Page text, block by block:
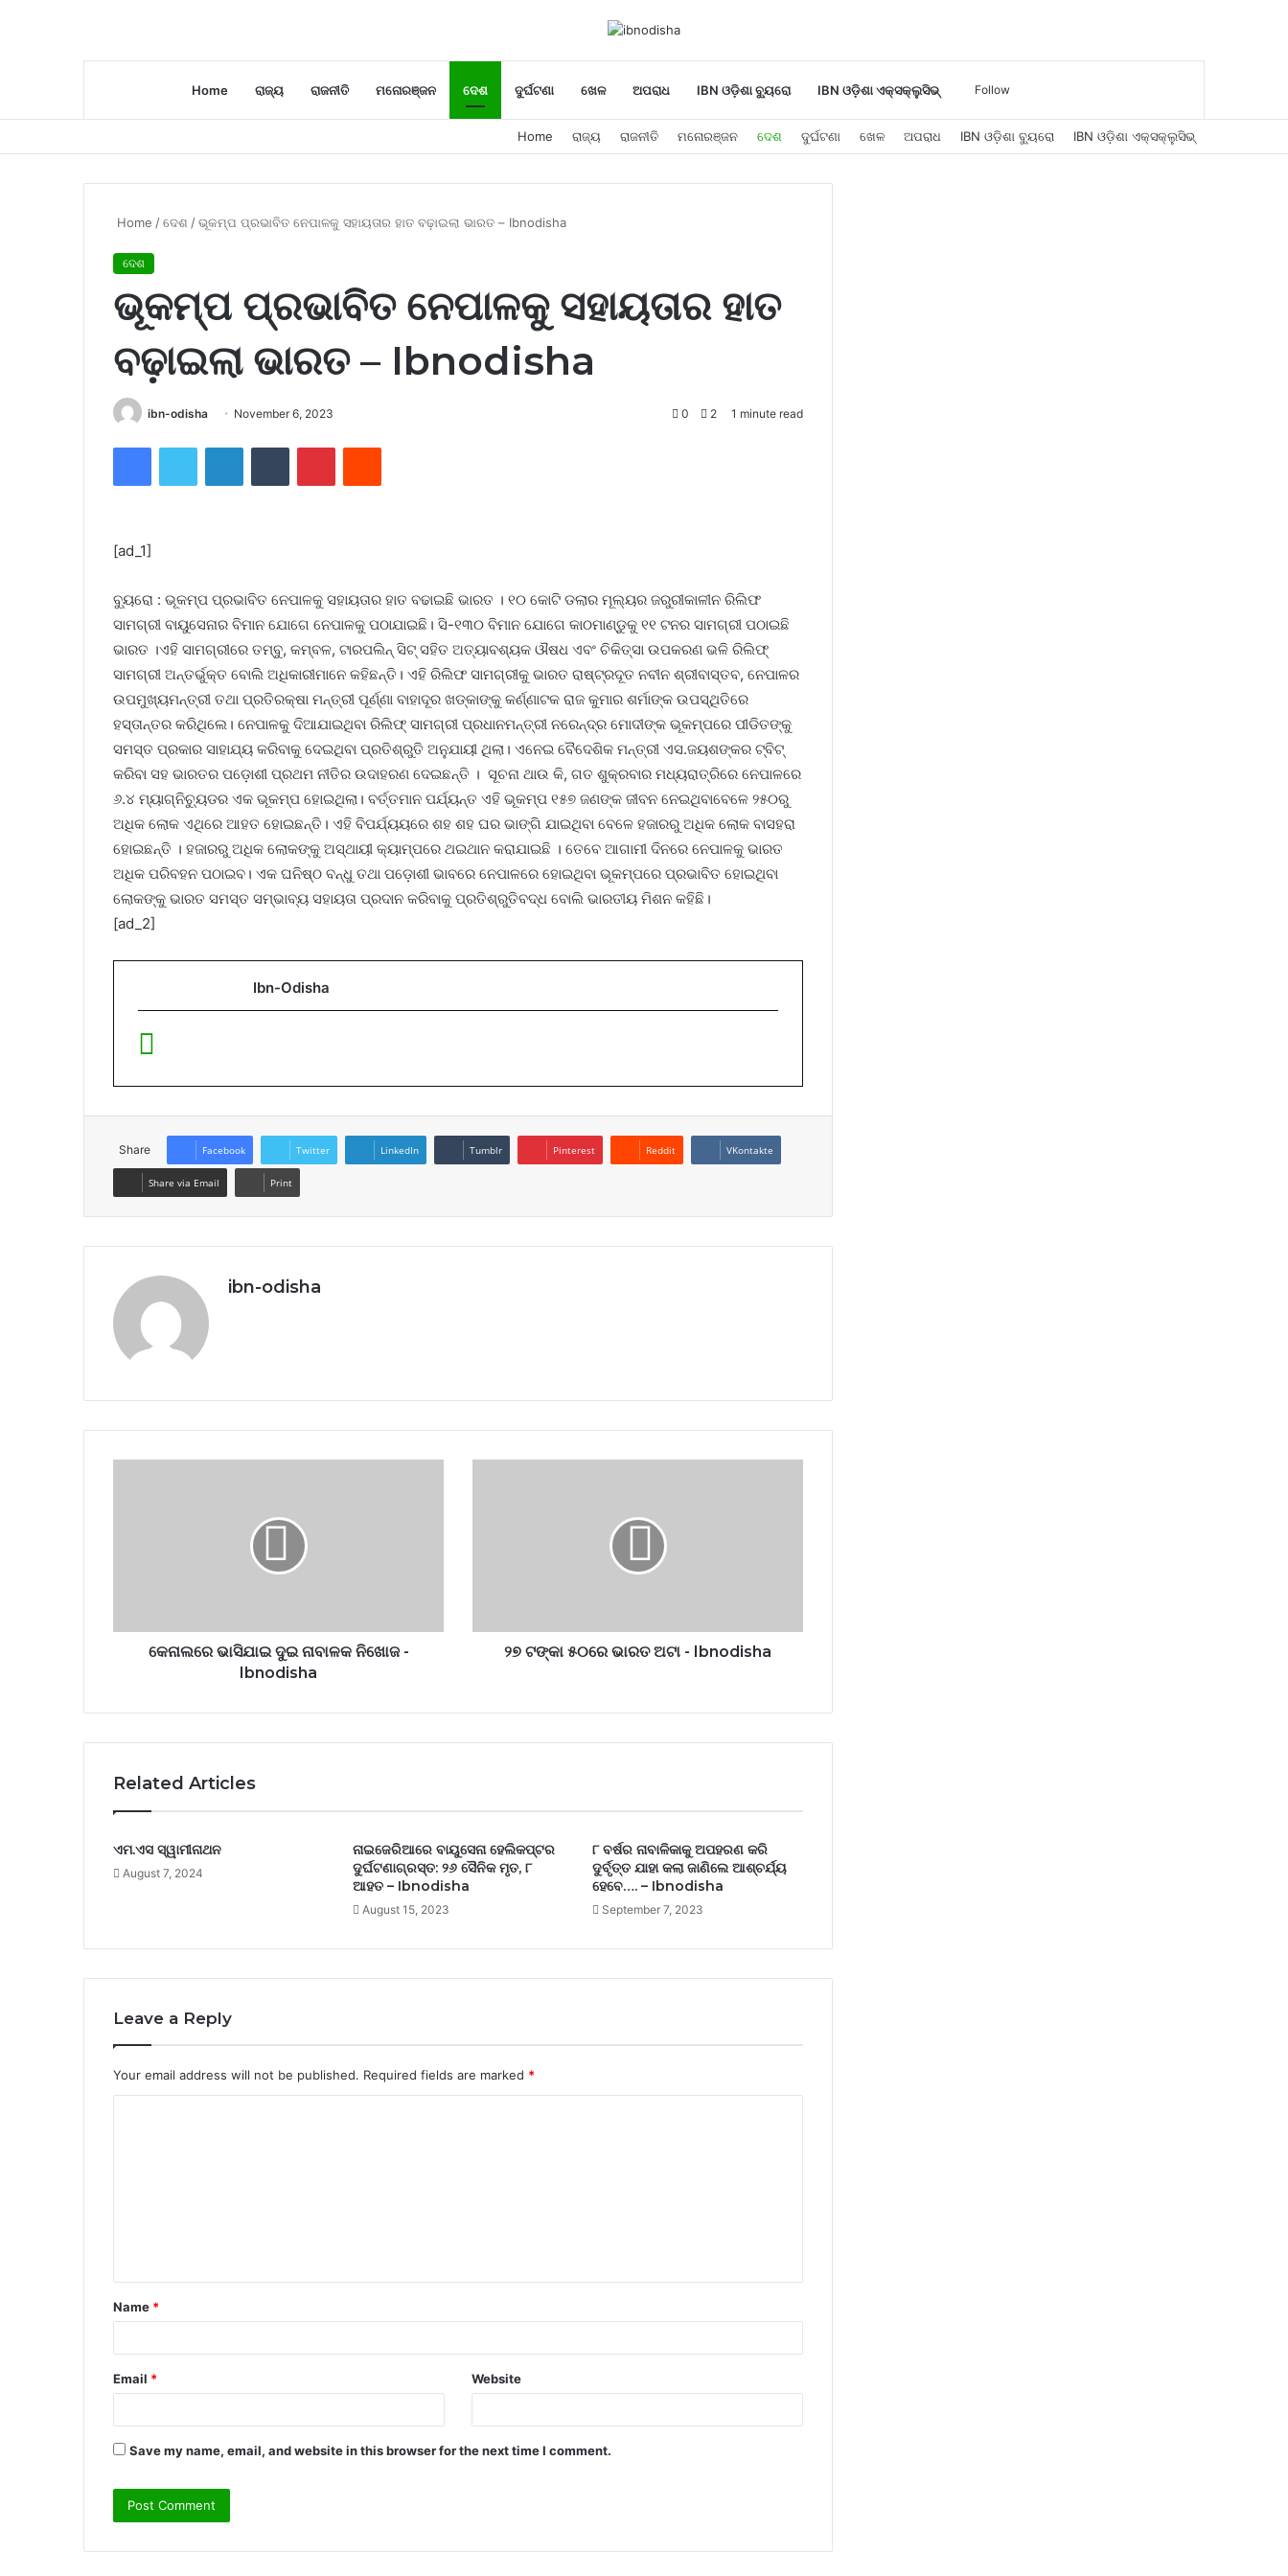
Home ରାଜ୍ୟ ରାଜନୀତି ମନୋରଞ୍ଜନ ଦେଶ ଦୁର୍ଘଟଣା ଖେଳ ଅପରାଧ IBN ଓଡ଼ିଶା ବ୍ୟୁରୋ IBN ଓଡ଼ିଶା ଏକ୍ସକ୍ଲୁସିଭ୍
for
In
Follow
Home ରାଜ୍ୟ ରାଜନୀତି ମନୋରଞ୍ଜନ ଦେଶ ଦୁର୍ଘଟଣା ଖେଳ ଅପରାଧ IBN ଓଡ଼ିଶା ବ୍ୟୁରୋ IBN ଓଡ଼ିଶା ଏକ୍ସକ୍ଲୁସିଭ୍
Home /ଦେଶ /ଭୂକମ୍ପ ପ୍ରଭାବିତ ନେପାଳକୁ ସହାୟତାର ହାତ ବଢ଼ାଇଲା ଭାରତ – Ibnodisha
ଦେଶ
ଭୂକମ୍ପ ପ୍ରଭାବିତ ନେପାଳକୁ ସହାୟତାର ହାତ
ବଢ଼ାଇଲା ଭାରତ – Ibnodisha
ibn-odisha November 6, 2023 0 2 1 minute read
FacebookTwitter LinkedInTumblr PinterestReddit
[ad_1]
ବ୍ୟୁରୋ : ଭୂକମ୍ପ ପ୍ରଭାବିତ ନେପାଳକୁ ସହାୟତାର ହାତ ବଢାଇଛି ଭାରତ । ୧୦ କୋଟି ଡଲାର ମୂଲ୍ୟର ଜରୁରୀକାଳୀନ ରିଲିଫ
ସାମଗ୍ରୀ ବାୟୁସେନାର ବିମାନ ଯୋଗେ ନେପାଳକୁ ପଠାଯାଇଛି। ସି-୧୩୦ ବିମାନ ଯୋଗେ କାଠମାଣ୍ଡୁକୁ ୧୧ ଟନର ସାମଗ୍ରୀ ପଠାଇଛି
ଭାରତ ।ଏହି ସାମଗ୍ରୀରେ ତମ୍ବୁ, କମ୍ବଳ, ଟାରପଲିନ୍ ସିଟ୍ ସହିତ ଅତ୍ୟାବଶ୍ୟକ ଔଷଧ ଏବଂ ଚିକିତ୍ସା ଉପକରଣ ଭଳି ରିଲିଫ୍
ସାମଗ୍ରୀ ଅନ୍ତର୍ଭୁକ୍ତ ବୋଲି ଅଧିକାରୀମାନେ କହିଛନ୍ତି। ଏହି ରିଲିଫ ସାମଗ୍ରୀକୁ ଭାରତ ରାଷ୍ଟ୍ରଦୂତ ନବୀନ ଶ୍ରୀବାସ୍ତବ, ନେପାଳର
ଉପମୁଖ୍ୟମନ୍ତ୍ରୀ ତଥା ପ୍ରତିରକ୍ଷା ମନ୍ତ୍ରୀ ପୂର୍ଣ୍ଣା ବାହାଦୂର ଖଡ୍କାଙ୍କୁ କର୍ଣ୍ଣାଟକ ରାଜ କୁମାର ଶର୍ମାଙ୍କ ଉପସ୍ଥିତିରେ
ହସ୍ତାନ୍ତର କରିଥିଲେ। ନେପାଳକୁ ଦିଆଯାଇଥିବା ରିଲିଫ୍ ସାମଗ୍ରୀ ପ୍ରଧାନମନ୍ତ୍ରୀ ନରେନ୍ଦ୍ର ମୋଦୀଙ୍କ ଭୂକମ୍ପରେ ପୀଡିତଙ୍କୁ
ସମସ୍ତ ପ୍ରକାର ସାହାଯ୍ୟ କରିବାକୁ ଦେଇଥିବା ପ୍ରତିଶ୍ରୁତି ଅନୁଯାୟୀ ଥିଲା। ଏନେଇ ବୈଦେଶିକ ମନ୍ତ୍ରୀ ଏସ.ଜୟଶଙ୍କର ଟ୍ବିଟ୍‌
କରିବା ସହ ଭାରତର ପଡ଼ୋଶୀ ପ୍ରଥମ ନୀତିର ଉଦାହରଣ ଦେଇଛନ୍ତି । ସୂଚନା ଥାଉ କି, ଗତ ଶୁକ୍ରବାର ମଧ୍ୟରାତ୍ରିରେ ନେପାଳରେ
୬.୪ ମ୍ୟାଗ୍ନିଚ୍ୟୁଡର ଏକ ଭୂକମ୍ପ ହୋଇଥିଲା। ବର୍ତ୍ତମାନ ପର୍ଯ୍ୟନ୍ତ ଏହି ଭୂକମ୍ପ ୧୫୭ ଜଣଙ୍କ ଜୀବନ ନେଇଥିବାବେଳେ ୨୫୦ରୁ
ଅଧିକ ଲୋକ ଏଥିରେ ଆହତ ହୋଇଛନ୍ତି। ଏହି ବିପର୍ଯ୍ୟୟରେ ଶହ ଶହ ଘର ଭାଙ୍ଗି ଯାଇଥିବା ବେଳେ ହଜାରରୁ ଅଧିକ ଲୋକ ବାସହରା
ହୋଇଛନ୍ତି । ହଜାରରୁ ଅଧିକ ଲୋକଙ୍କୁ ଅସ୍ଥାୟୀ କ୍ୟାମ୍ପରେ ଥଇଥାନ କରାଯାଇଛି । ତେବେ ଆଗାମୀ ଦିନରେ ନେପାଳକୁ ଭାରତ
ଅଧିକ ପରିବହନ ପଠାଇବ। ଏକ ଘନିଷ୍ଠ ବନ୍ଧୁ ତଥା ପଡ଼ୋଶୀ ଭାବରେ ନେପାଳରେ ହୋଇଥିବା ଭୂକମ୍ପରେ ପ୍ରଭାବିତ ହୋଇଥିବା
ଲୋକଙ୍କୁ ଭାରତ ସମସ୍ତ ସମ୍ଭାବ୍ୟ ସହାୟତା ପ୍ରଦାନ କରିବାକୁ ପ୍ରତିଶ୍ରୁତିବଦ୍ଧ ବୋଲି ଭାରତୀୟ ମିଶନ କହିଛି।
[ad_2]
Ibn-Odisha
Share Facebook Twitter LinkedIn Tumblr Pinterest Reddit VKontakte
Share via Email Print
ibn-odisha
କେନାଲରେ ଭାସିଯାଇ ଦୁଇ ନାବାଳକ ନିଖୋଜ -
Ibnodisha
୨୭ ଟଙ୍କା ୫୦ରେ ଭାରତ ଅଟା - Ibnodisha
Related Articles
ଏମ.ଏସ ସ୍ୱାମୀନାଥନ
August 7, 2024
ନାଇଜେରିଆରେ ବାୟୁସେନା ହେଲିକପ୍ଟର
ଦୁର୍ଘଟଣାଗ୍ରସ୍ତ: ୨୬ ସୈନିକ ମୃତ, ୮
ଆହତ – Ibnodisha
August 15, 2023
୮ ବର୍ଷର ନାବାଳିକାକୁ ଅପହରଣ କରି
ଦୁର୍ବୃତ୍ତ ଯାହା କଲା ଜାଣିଲେ ଆଶ୍ଚର୍ଯ୍ୟ
ହେବେ…. – Ibnodisha
September 7, 2023
Leave a Reply
Your email address will not be published. Required fields are marked *
t
*
Name *
Email * Website
Save my name, email, and website in this browser for the next time I comment.